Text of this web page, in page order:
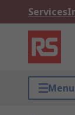
Services
Menu